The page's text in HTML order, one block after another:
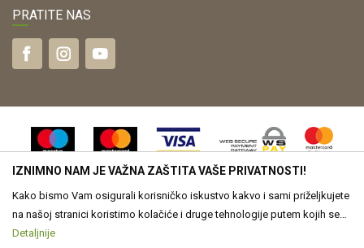
PRATITE NAS
Nastojimo biti što precizniji u opisu proizvoda, vjernom prikazu slika te
IZNIMNO NAM JE VAŽNA ZAŠTITA VAŠE PRIVATNOSTI!
Kako bismo Vam osigurali korisničko iskustvo kakvo i sami priželjkujete
na našoj stranici koristimo kolačiće i druge tehnologije putem kojih se
obrađuju Vaši osobni podaci. Voditelj obrade Vaših podataka je Drvona
Detaljnije